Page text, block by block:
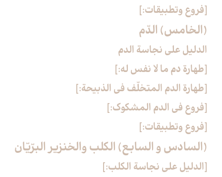
[فروع وتطبيقات:]
(الخامس) الدّم‏
الدليل على نجاسة الدم
[طهارة دم ما لا نفس له:]
[طهارة الدم المتخلّف في الذبيحة:]
[فروع في الدم المشكوك:]
[فروع وتطبيقات:]
(السادس و السابع) الكلب والخنزير البرّيّان‏
[الدليل على نجاسة الكلب:]